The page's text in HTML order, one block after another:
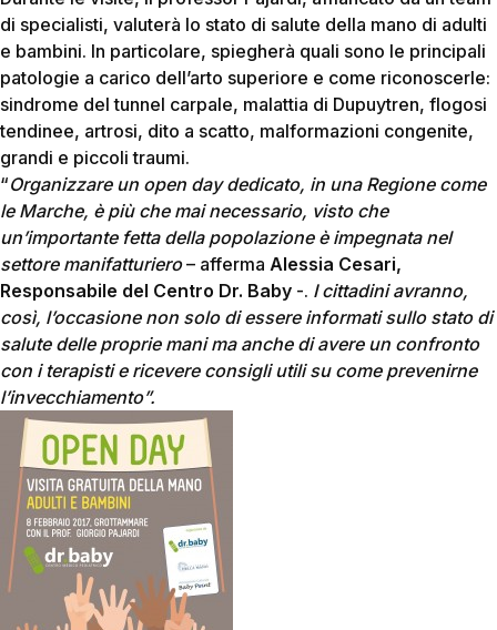
di specialisti, valuterà lo stato di salute della mano di adulti
e bambini. In particolare, spiegherà quali sono le principali
patologie a carico dell’arto superiore e come riconoscerle:
sindrome del tunnel carpale, malattia di Dupuytren, flogosi
tendinee, artrosi, dito a scatto, malformazioni congenite,
grandi e piccoli traumi.
“Organizzare un open day dedicato, in una Regione come
le Marche, è più che mai necessario, visto che
un’importante fetta della popolazione è impegnata nel
settore manifatturiero– afferma Alessia Cesari,
Responsabile del Centro Dr. Baby -. I cittadini avranno,
così, l’occasione non solo di essere informati sullo stato di
salute delle proprie mani ma anche di avere un confronto
con i terapisti e ricevere consigli utili su come prevenirne
l’invecchiamento”.